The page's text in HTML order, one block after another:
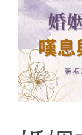
多媒體
奉獻
線上報名
Image